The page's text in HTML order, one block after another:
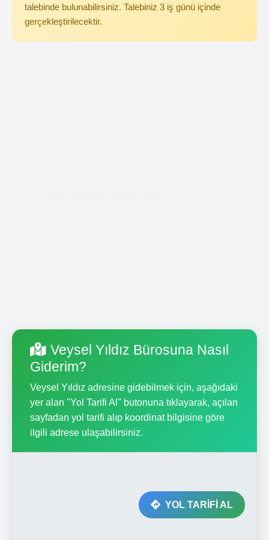
talebinde bulunabilirsiniz. Talebiniz 3 iş günü içinde
gerçekleştirilecektir.
Veysel Yıldız Bürosuna Nasıl
Giderim?
Veysel Yıldız adresine gidebilmek için, aşağıdaki
yer alan "Yol Tarifi Al" butonuna tıklayarak, açılan
sayfadan yol tarifi alıp koordinat bilgisine göre
ilgili adrese ulaşabilirsiniz.
YOL TARİFİ AL